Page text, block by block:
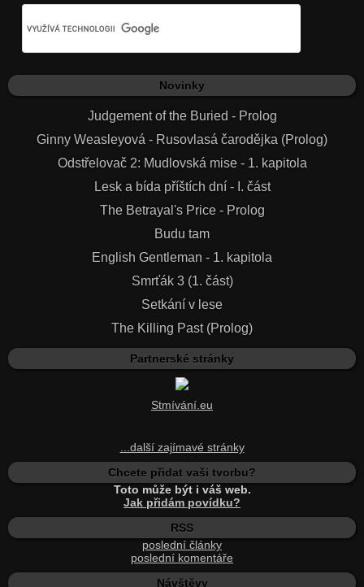
Novinky
Judgement of the Buried - Prolog
Ginny Weasleyová - Rusovlasá čarodějka (Prolog)
Odstřelovač 2: Mudlovská mise - 1. kapitola
Lesk a bída příštích dní - I. část
The Betrayal's Price - Prolog
Budu tam
English Gentleman - 1. kapitola
Smrťák 3 (1. část)
Setkání v lese
The Killing Past (Prolog)
Partnerské stránky
Stmívání.eu
...další zajímavé stránky
Chcete přidat vaši tvorbu?
Toto může být i váš web.
Jak přidám povídku?
RSS
poslední články
poslední komentáře
Návštěvy